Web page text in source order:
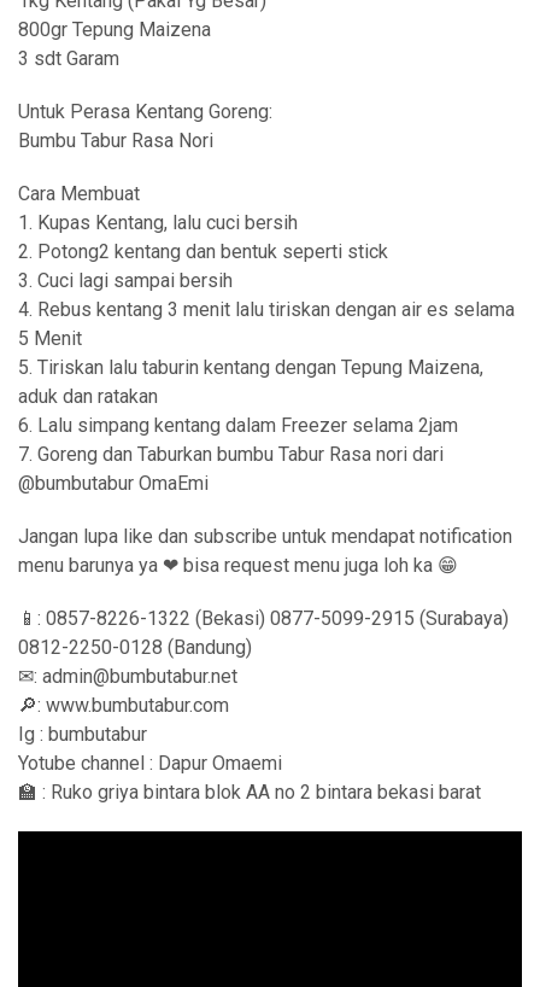
800gr Tepung Maizena
3 sdt Garam
Untuk Perasa Kentang Goreng:
Bumbu Tabur Rasa Nori
Cara Membuat
1. Kupas Kentang, lalu cuci bersih
2. Potong2 kentang dan bentuk seperti stick
3. Cuci lagi sampai bersih
4. Rebus kentang 3 menit lalu tiriskan dengan air es selama
5 Menit
5. Tiriskan lalu taburin kentang dengan Tepung Maizena,
aduk dan ratakan
6. Lalu simpang kentang dalam Freezer selama 2jam
7. Goreng dan Taburkan bumbu Tabur Rasa nori dari
@bumbutabur OmaEmi
Jangan lupa like dan subscribe untuk mendapat notification
menu barunya ya ❤ bisa request menu juga loh ka 😁
📱: 0857-8226-1322 (Bekasi) 0877-5099-2915 (Surabaya)
0812-2250-0128 (Bandung)
✉: admin@bumbutabur.net
🔎: www.bumbutabur.com
Ig : bumbutabur
Yotube channel : Dapur Omaemi
🏫 : Ruko griya bintara blok AA no 2 bintara bekasi barat